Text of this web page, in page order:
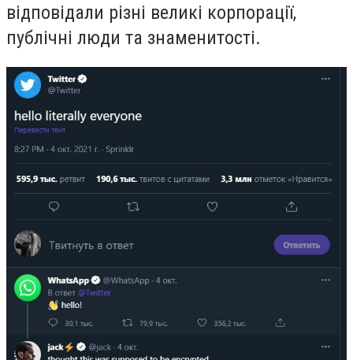
відповідали різні великі корпорації,
публічні люди та знаменитості.